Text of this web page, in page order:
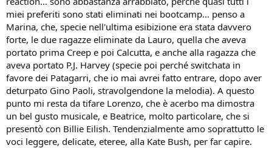
miei preferiti sono stati eliminati nei bootcamp... penso a
Marina, che, specie nell'ultima esibizione era stata davvero
forte, le due ragazze eliminate da Lauro, quella che aveva
portato prima Creep e poi Calcutta, e anche alla ragazza che
aveva portato P.J. Harvey (specie poi perché switchata in
favore dei Patagarri, che io mai avrei fatto entrare, dopo aver
deturpato Gino Paoli, stravolgendone la melodia). A questo
punto mi resta da tifare Lorenzo, che è acerbo ma dimostra
un bel gusto musicale, e Beatrice, molto particolare, che si
presentò con Billie Eilish. Tendenzialmente amo soprattutto le
voci leggere, delicate, eteree, alla Kate Bush, per far capire.